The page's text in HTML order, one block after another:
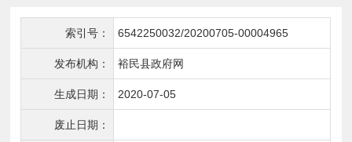
索引号： 6542250032/20200705-00004965
发布机构： 裕民县政府网
生成日期： 2020-07-05
废止日期：